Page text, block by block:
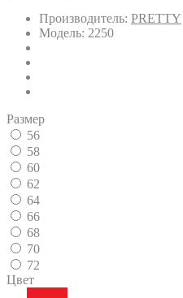
Производитель: PRETTY
Модель: 2250
Размер
56
58
60
62
64
66
68
70
72
Цвет